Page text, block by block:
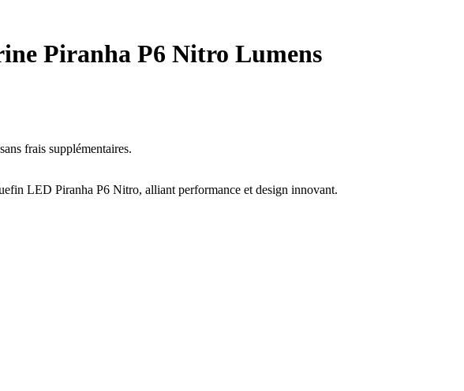
Piranha P6 Nitro Lumens
frais supplémentaires.
LED Piranha P6 Nitro, alliant performance et design innovant.